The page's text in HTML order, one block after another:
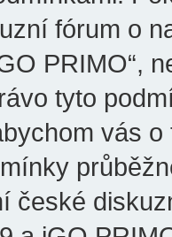
fórum o
PRIMO“,
tyto
vás
české